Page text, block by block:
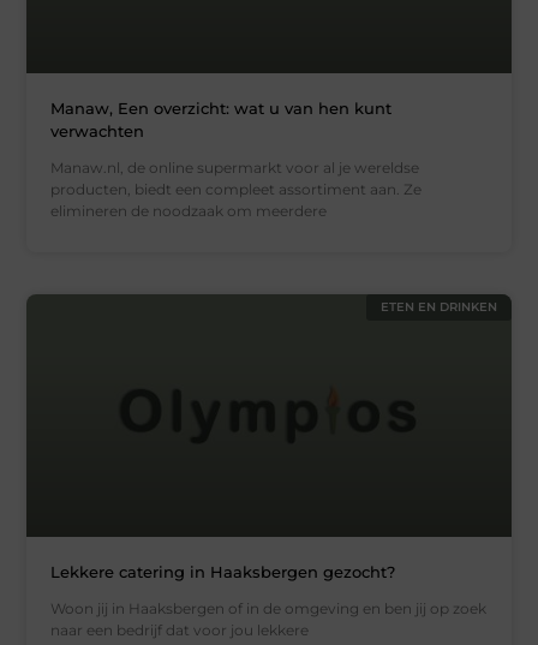
Manaw, Een overzicht: wat u van hen kunt
verwachten
Manaw.nl, de online supermarkt voor al je wereldse
producten, biedt een compleet assortiment aan. Ze
elimineren de noodzaak om meerdere
ETEN EN DRINKEN
Lekkere catering in Haaksbergen gezocht?
Woon jij in Haaksbergen of in de omgeving en ben jij op zoek
naar een bedrijf dat voor jou lekkere